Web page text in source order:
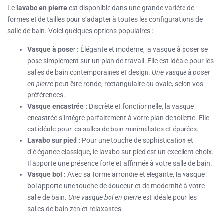
Le lavabo en pierreest disponible dans une grande variété de
formes et de tailles pour s’adapter à toutes les configurations de
salle de bain. Voici quelques options populaires :
Vasque à poser : Élégante et moderne, la vasque à poser se
pose simplement sur un plan de travail. Elle est idéale pour les
salles de bain contemporaines et design. Une vasque à poser
en pierre peut être ronde, rectangulaire ou ovale, selon vos
préférences.
Vasque encastrée : Discrète et fonctionnelle, la vasque
encastrée s’intègre parfaitement à votre plan de toilette. Elle
est idéale pour les salles de bain minimalistes et épurées.
Lavabo sur pied : Pour une touche de sophistication et
d’élégance classique, le lavabo sur pied est un excellent choix.
Il apporte une présence forte et affirmée à votre salle de bain.
Vasque bol : Avec sa forme arrondie et élégante, la vasque
bol apporte une touche de douceur et de modernité à votre
salle de bain. Une vasque bol en pierreest idéale pour les
salles de bain zen et relaxantes.